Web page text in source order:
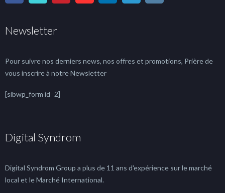
Newsletter
Pour suivre nos derniers news, nos offres et promotions, Prière de
vous inscrire à notre Newsletter
[sibwp_form id=2]
Digital Syndrom
Digital Syndrom Group a plus de 11 ans d'expérience sur le marché
local et le Marché International.